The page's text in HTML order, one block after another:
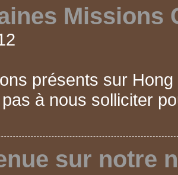
Missions
présents sur
à nous solliciter
sur notre